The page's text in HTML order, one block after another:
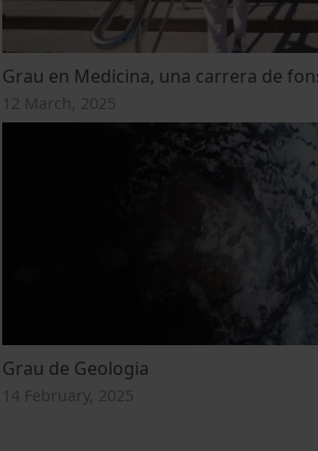
Grau en Medicina, una carrera de
12 March, 2025
Grau de Geologia
14 February, 2025